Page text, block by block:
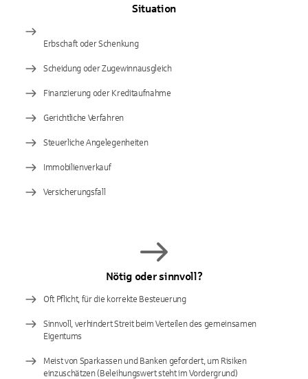
Situation
Erbschaft oder Schenkung
Scheidung oder Zugewinnausgleich
Finanzierung oder Kreditaufnahme
Gerichtliche Verfahren
Steuerliche Angelegenheiten
Immobilienverkauf
Versicherungsfall
Nötig oder sinnvoll?
Oft Pflicht, für die korrekte Besteuerung
Sinnvoll, verhindert Streit beim Verteilen des gemeinsamen
Eigentums
Meist von Sparkassen und Banken gefordert, um Risiken
einzuschätzen (Beleihungswert steht im Vordergrund)